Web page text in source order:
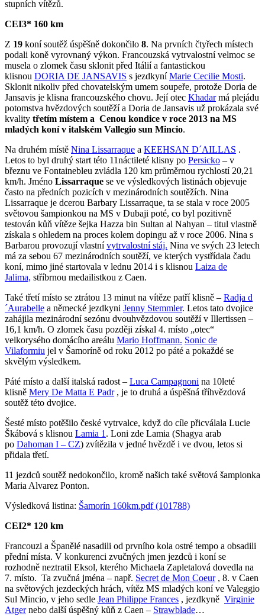
stupních vítězů.
CEI3* 160 km
Z 19 koní soutěž úspěšně dokončilo 8. Na prvních čtyřech místech
podali koně vyrovnaný výkon. Francouzská vytrvalostní velmoc se
musela o zlomek času sklonit před Itálií a fantastickou
klisnou DORIA DE JANSAVIS s jezdkyníMarie Cecilie Mosti.
Sklonit nikoliv před chovatelským umem soupeře, protože Doria de
Jansavis je klisna francouzského chovu. Její otec Khadarmá plejádu
potomstva hvězdových soutěží a Doria de Jansavis už prokázala své
kvality třetím místem a Cenou kondice v roce 2013 na MS
mladých koní v italském Vallegio sun Mincio.
Na druhém místě Nina Lissarraque a KEEHSAN D´AILLAS .
Letos to byl druhý start této 11náctileté klisny po Persicko – v
březnu ve Fontainebleu zvládla 120 km průměrnou rychlostí 20,21
km/h. Jméno Lissarraque se ve výsledkových listinách objevuje
často na předních pozicích v mezinárodních soutěžích. Nina
Lissarraque je dcerou Barbary Lissarraque, ta se stala v roce 2005
světovou šampionkou na MS v Dubaji poté, co byl pozitivně
testován kůň vítěze šejka Hazza bin Sultan al Nahyan – titul vlastně
získala s ohledem na proces kolem dopingu až v roce 2006. Nina s
Barbarou provozují vlastnívytrvalostní stáj. Nina ve svých 23 letech
má za sebou 67 mezinárodních soutěží, ve kterých vystřídala čadu
koní, mimo jiné startovala v lednu 2014 i s klisnou Laiza de
Jalima, stříbrnou medailistkou z Caen.
Také třetí místo se ztrátou 13 minut na vítěze patří klisně – Radja d
´Aurabelle a německé jezdkyni Jenny Stemmler. Letos tato dvojice
zahájila mezinárodní sezónu dvouhvězdovou soutěží v Illertissen –
16,1 km/h. O zlomek času později získal 4. místo „otec“
velkorysého domácího areálu Mario Hoffmann. Sonic de
Vilaformiu jel v Šamoríně od roku 2012 po páté a pokaždé se
skvělým výsledkem.
Páté místo a další italská radost – Luca Campagnoni na 10leté
klisně Mery De Matta E Padr, je to druhá a úspěšná tříhvězdová
soutěž této dvojice.
Šesté místo potěšilo české vytrvalce, když do cíle přicválala Lucie
Škábová s klisnou Lamia 1 . Loni zde Lamia (Shagya arab
po Dahoman I – CZ) zvítězila v jedné hvězdě i ve dvou, letos si
přidala třetí.
11 jezdců soutěž nedokončilo, kromě našich také světová šampionka
Maria Alvarez Ponton.
Výsledková listina: Šamorín 160km.pdf (101788)
CEI2* 120 km
Francouzi a Španělé nasadili od prvního kola ostré tempo a obsadili
přední místa. V konkurenci zvučných jmen jezdců i koní se
rozhodně neztratil Eksol, kterého Michaela Zapletalová dovedla na
7. místo. Ta zvučná jména – např. Secret de Mon Coeur, 8. v Caen
na světových jezdeckých hrách, vítěz MS mladých koní ve Valeggio
Sul Mincio, v jeho sedle Jean Philippe Frances , jezdkyně Virginie
Atgernebo další úspěšný kůň z Caen – Strawblade…